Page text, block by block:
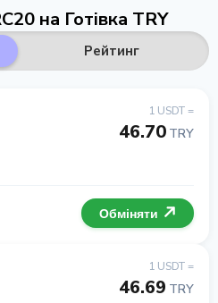
на Готівка TRY
Рейтинг
1 USDT =
46.70 TRY
Обміняти
1 USDT =
46.69 TRY